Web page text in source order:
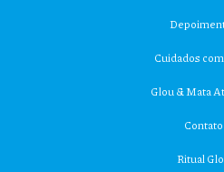
Cuidados
Glou & Mata
Contato
Ritual